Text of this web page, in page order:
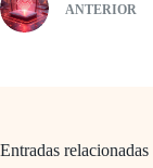
ANTERIOR
Entradas relacionadas